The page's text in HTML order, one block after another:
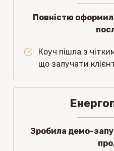
Повністю
Коуч пішла з
що залучати
Зробила демо-